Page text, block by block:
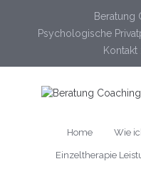
Beratung
Psychologische
Kontakt :
Home Wie
Einzeltherapie